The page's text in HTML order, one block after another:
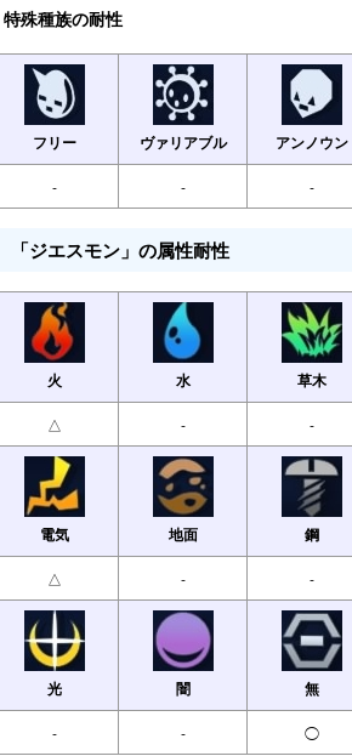
特殊種族の耐性
フリー ヴァリアブル アンノウン
- - -
「ジエスモン」の属性耐性
火 水 草木
△ - -
電気 地面 鋼
△ - -
光 闇 無
- - ◯